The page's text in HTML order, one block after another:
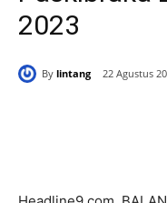
2023
By lintang 22 Agustus